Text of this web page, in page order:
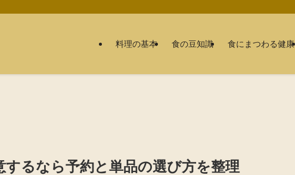
料理の基本 食の豆知識 食にまつわる健康
るなら予約と単品の選び方を整理